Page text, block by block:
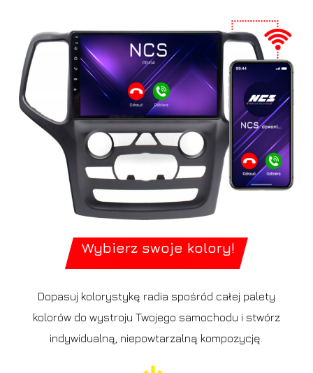
Wybierz swoje kolory!
Dopasuj kolorystykę radia spośród całej palety
kolorów do wystroju Twojego samochodu i stwórz
indywidualną, niepowtarzalną kompozycję.